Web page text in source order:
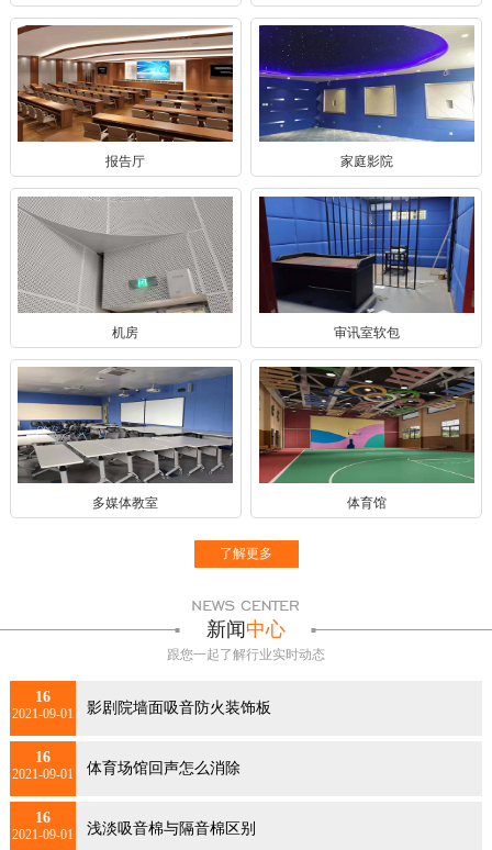
报告厅 家庭影院
机房 审讯室软包
多媒体教室 体育馆
了解更多
新闻 中心
跟您一起了解行业实时动态
16
2021-09-01 影剧院墙面吸音防火装饰板
16
2021-09-01 体育场馆回声怎么消除
16
2021-09-01 浅淡吸音棉与隔音棉区别